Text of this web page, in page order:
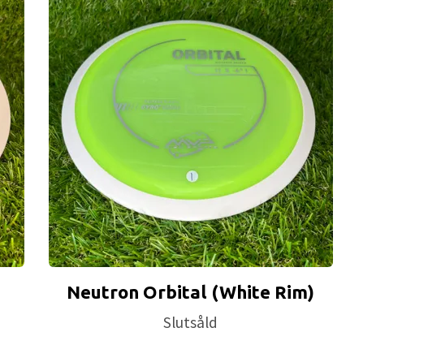
Neutron Orbital (White Rim)
Slutsåld